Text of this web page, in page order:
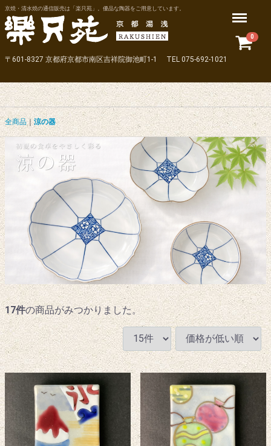
京焼・清水焼の通信販売は「楽只苑」。優品な陶器をご用意しています。
〒601-8327 京都府京都市南区吉祥院御池町1-1 TEL 075-692-1021
0
Menu
全商品 涼の器
17件の商品がみつかりました。